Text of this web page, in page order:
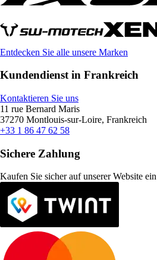
Entdecken Sie alle unsere Marken
Kundendienst in Frankreich
Kontaktieren Sie uns
11 rue Bernard Maris
37270 Montlouis-sur-Loire, Frankreich
+33 1 86 47 62 58
Sichere Zahlung
Kaufen Sie sicher auf unserer Website ein